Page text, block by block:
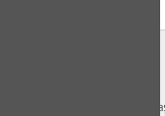
Yaşam alanlarınız ve ofislerinizde